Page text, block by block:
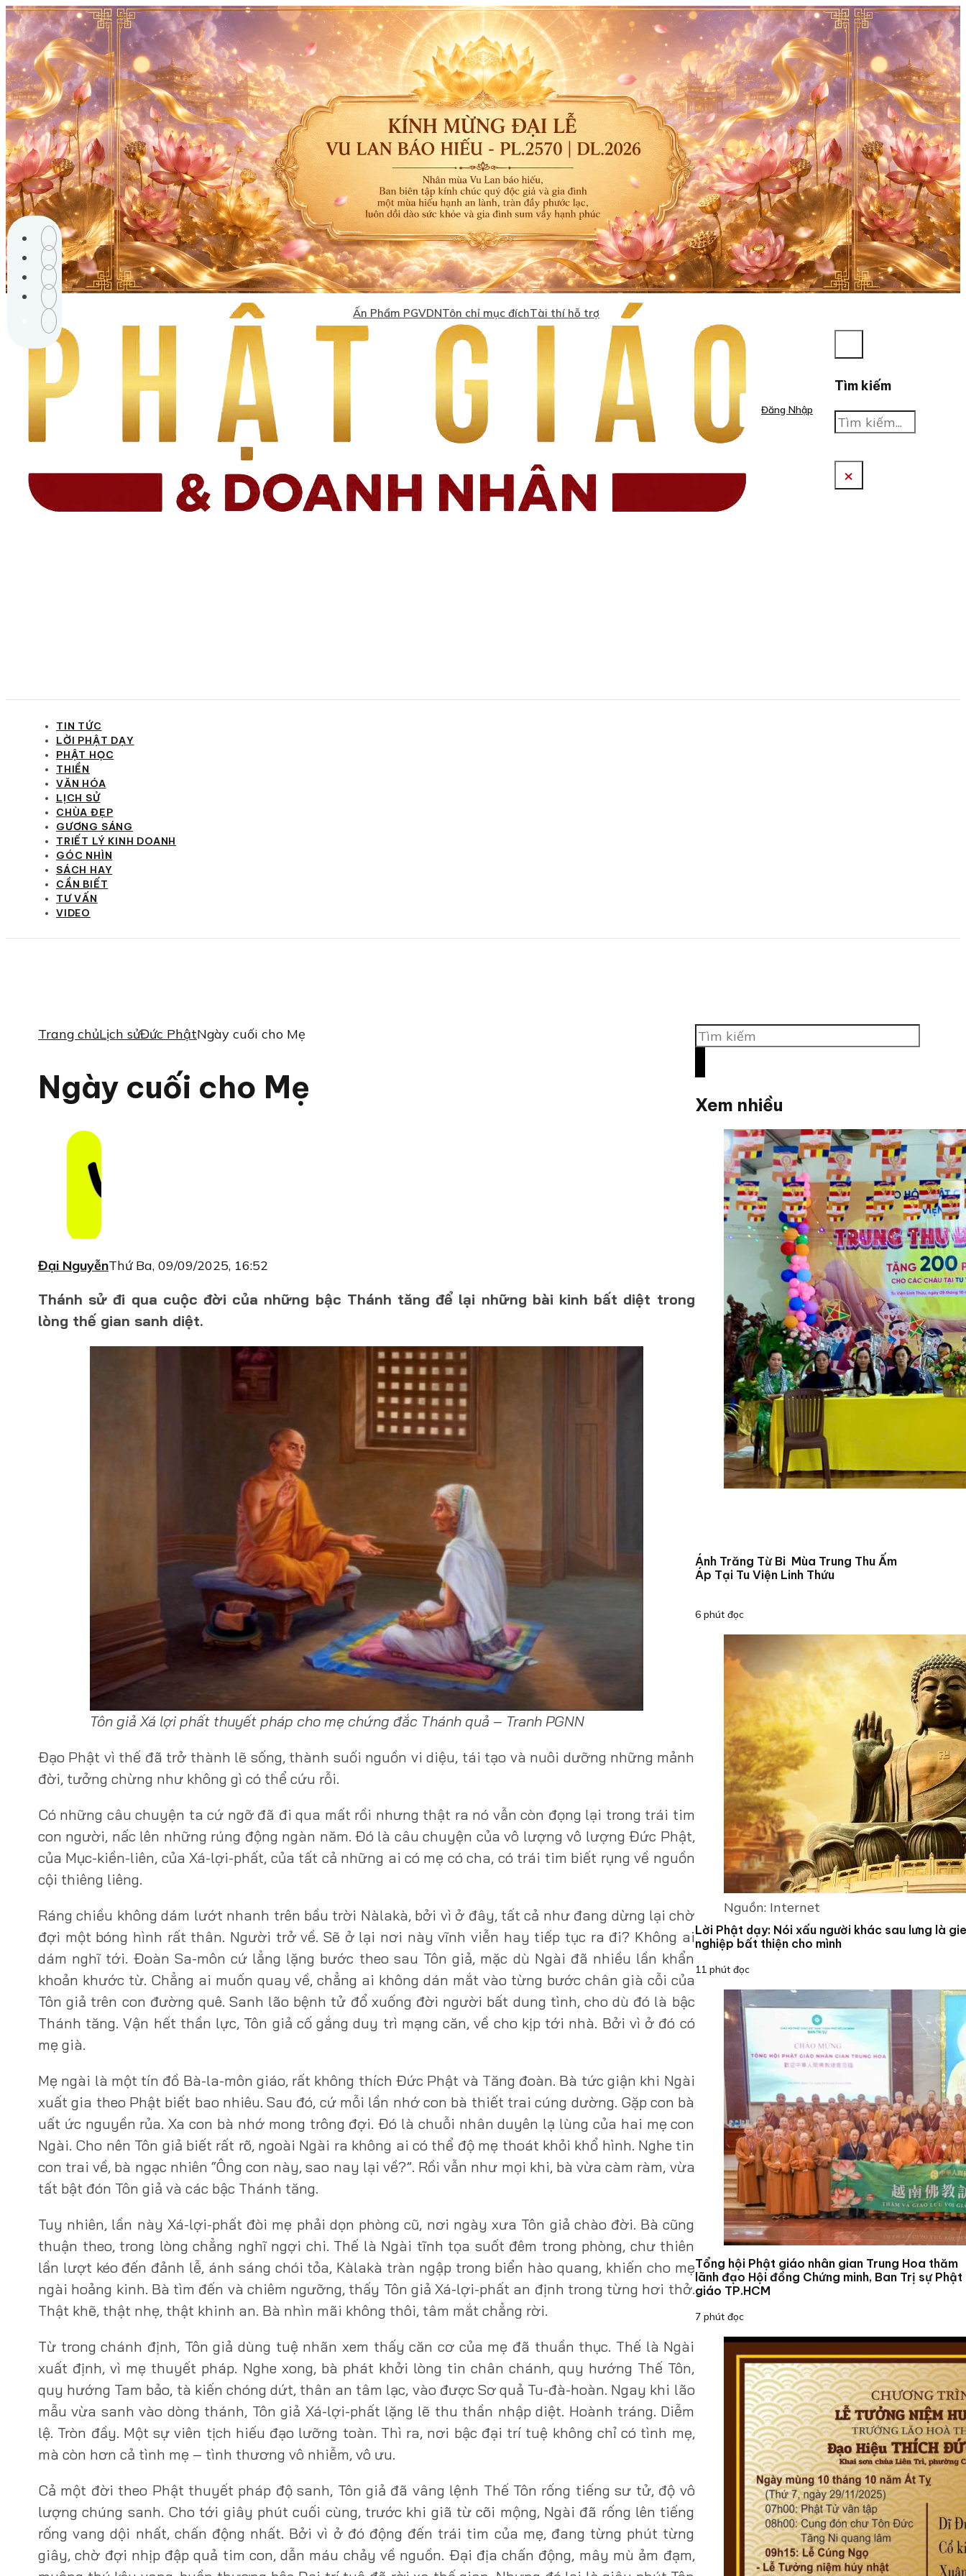
Ấn Phẩm PGVDNTôn chỉ mục đíchTài thí hỗ trợ
Đăng Nhập
Tìm kiếm
Tìm
kiếm
×
TIN TỨC
LỜI PHẬT DẠY
PHẬT HỌC
THIỀN
VĂN HÓA
LỊCH SỬ
CHÙA ĐẸP
GƯƠNG SÁNG
TRIẾT LÝ KINH DOANH
GÓC NHÌN
SÁCH HAY
CẦN BIẾT
TƯ VẤN
VIDEO
Trang chủLịch sửĐức PhậtNgày cuối cho Mẹ
Ngày cuối cho Mẹ
Đại NguyễnThứ Ba, 09/09/2025, 16:52
Thánh sử đi qua cuộc đời của những bậc Thánh tăng để lại những bài kinh bất diệt trong
lòng thế gian sanh diệt.
Tôn giả Xá lợi phất thuyết pháp cho mẹ chứng đắc Thánh quả – Tranh PGNN
Đạo Phật vì thế đã trở thành lẽ sống, thành suối nguồn vi diệu, tái tạo và nuôi dưỡng những mảnh
đời, tưởng chừng như không gì có thể cứu rỗi.
Có những câu chuyện ta cứ ngỡ đã đi qua mất rồi nhưng thật ra nó vẫn còn đọng lại trong trái tim
con người, nấc lên những rúng động ngàn năm. Đó là câu chuyện của vô lượng vô lượng Đức Phật,
của Mục-kiền-liên, của Xá-lợi-phất, của tất cả những ai có mẹ có cha, có trái tim biết rụng về nguồn
cội thiêng liêng.
Ráng chiều không dám lướt nhanh trên bầu trời Nàlakà, bởi vì ở đây, tất cả như đang dừng lại chờ
đợi một bóng hình rất thân. Người trở về. Sẽ ở lại nơi này vĩnh viễn hay tiếp tục ra đi? Không ai
dám nghĩ tới. Đoàn Sa-môn cứ lẳng lặng bước theo sau Tôn giả, mặc dù Ngài đã nhiều lần khẩn
khoản khước từ. Chẳng ai muốn quay về, chẳng ai không dán mắt vào từng bước chân già cỗi của
Tôn giả trên con đường quê. Sanh lão bệnh tử đổ xuống đời người bất dung tình, cho dù đó là bậc
Thánh tăng. Vận hết thần lực, Tôn giả cố gắng duy trì mạng căn, về cho kịp tới nhà. Bởi vì ở đó có
mẹ già.
Mẹ ngài là một tín đồ Bà-la-môn giáo, rất không thích Đức Phật và Tăng đoàn. Bà tức giận khi Ngài
xuất gia theo Phật biết bao nhiêu. Sau đó, cứ mỗi lần nhớ con bà thiết trai cúng dường. Gặp con bà
uất ức nguyền rủa. Xa con bà nhớ mong trông đợi. Đó là chuỗi nhân duyên lạ lùng của hai mẹ con
Ngài. Cho nên Tôn giả biết rất rõ, ngoài Ngài ra không ai có thể độ mẹ thoát khỏi khổ hình. Nghe tin
con trai về, bà ngạc nhiên “Ông con này, sao nay lại về?”. Rồi vẫn như mọi khi, bà vừa càm ràm, vừa
tất bật đón Tôn giả và các bậc Thánh tăng.
Tuy nhiên, lần này Xá-lợi-phất đòi mẹ phải dọn phòng cũ, nơi ngày xưa Tôn giả chào đời. Bà cũng
thuận theo, trong lòng chẳng nghĩ ngợi chi. Thế là Ngài tĩnh tọa suốt đêm trong phòng, chư thiên
lần lượt kéo đến đảnh lễ, ánh sáng chói tỏa, Kàlakà tràn ngập trong biển hào quang, khiến cho mẹ
ngài hoảng kinh. Bà tìm đến và chiêm ngưỡng, thấy Tôn giả Xá-lợi-phất an định trong từng hơi thở.
Thật khẽ, thật nhẹ, thật khinh an. Bà nhìn mãi không thôi, tâm mắt chẳng rời.
Từ trong chánh định, Tôn giả dùng tuệ nhãn xem thấy căn cơ của mẹ đã thuần thục. Thế là Ngài
xuất định, vì mẹ thuyết pháp. Nghe xong, bà phát khởi lòng tin chân chánh, quy hướng Thế Tôn,
quy hướng Tam bảo, tà kiến chóng dứt, thân an tâm lạc, vào được Sơ quả Tu-đà-hoàn. Ngay khi lão
mẫu vừa sanh vào dòng thánh, Tôn giả Xá-lợi-phất lặng lẽ thu thần nhập diệt. Hoành tráng. Diễm
lệ. Tròn đầy. Một sự viên tịch hiếu đạo lưỡng toàn. Thì ra, nơi bậc đại trí tuệ không chỉ có tình mẹ,
mà còn hơn cả tình mẹ – tình thương vô nhiễm, vô ưu.
Cả một đời theo Phật thuyết pháp độ sanh, Tôn giả đã vâng lệnh Thế Tôn rống tiếng sư tử, độ vô
lượng chúng sanh. Cho tới giây phút cuối cùng, trước khi giã từ cõi mộng, Ngài đã rống lên tiếng
rống vang dội nhất, chấn động nhất. Bởi vì ở đó động đến trái tim của mẹ, đang từng phút từng
giây, chờ đợi nhịp đập quả tim con, dẫn máu chảy về nguồn. Đại địa chấn động, mây mù ảm đạm,
Tìm
kiếm
Xem nhiều
Ánh Trăng Từ Bi Mùa Trung Thu Ấm
Áp Tại Tu Viện Linh Thứu
6 phút đọc
Nguồn: Internet
Lời Phật dạy: Nói xấu người khác sau lưng là
nghiệp bất thiện cho mình
11 phút đọc
Tổng hội Phật giáo nhân gian Trung Hoa thăm
lãnh đạo Hội đồng Chứng minh, Ban Trị sự Phật
giáo TP.HCM
7 phút đọc